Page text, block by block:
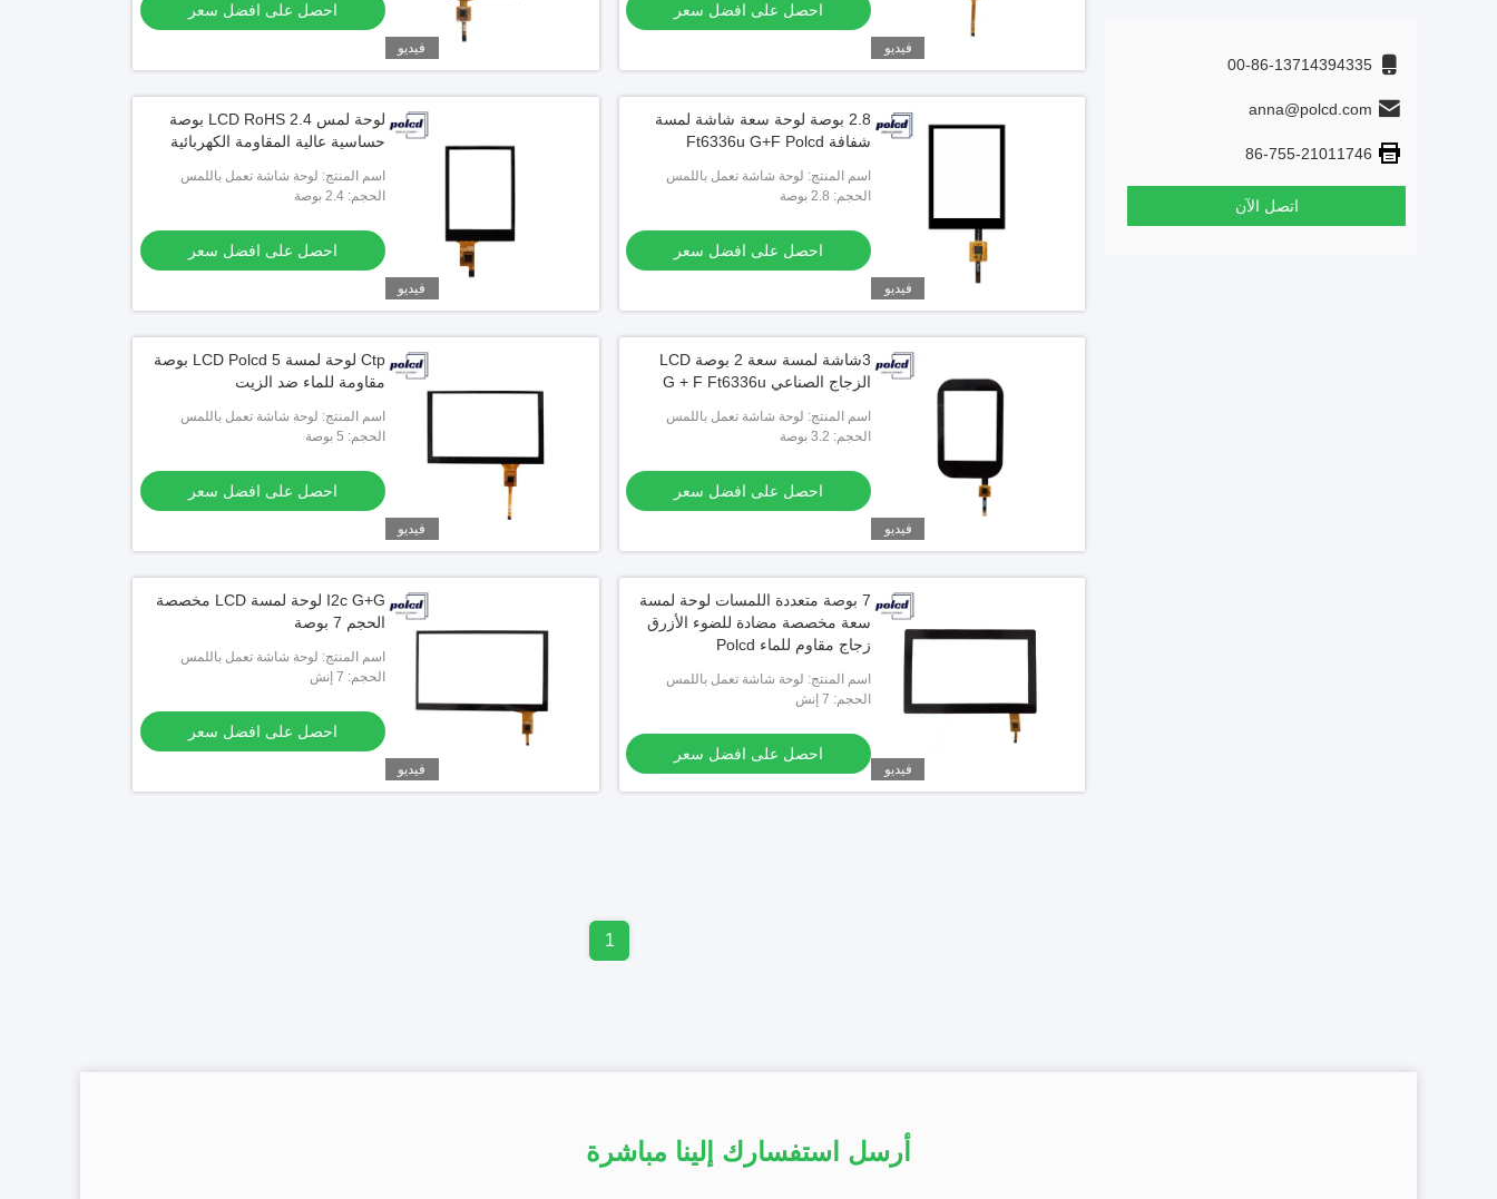
00-86-13714394335
anna@polcd.com
86-755-21011746
اتصل الآن
فيديو
احصل على افضل سعر
فيديو
احصل على افضل سعر
فيديو
2.8 بوصة لوحة سعة شاشة لمسة
شفافة Ft6336u G+F Polcd
اسم المنتج: لوحة شاشة تعمل باللمس
بالسعة
الحجم: 2.8 بوصة
احصل على افضل سعر
فيديو
لوحة لمس LCD RoHS 2.4 بوصة
حساسية عالية المقاومة الكهربائية
اسم المنتج: لوحة شاشة تعمل باللمس
بالسعة
الحجم: 2.4 بوصة
احصل على افضل سعر
فيديو
3شاشة لمسة سعة 2 بوصة LCD
الزجاج الصناعي G + F Ft6336u
اسم المنتج: لوحة شاشة تعمل باللمس
بالسعة
الحجم: 3.2 بوصة
احصل على افضل سعر
فيديو
Ctp لوحة لمسة LCD Polcd 5 بوصة
مقاومة للماء ضد الزيت
اسم المنتج: لوحة شاشة تعمل باللمس
بالسعة
الحجم: 5 بوصة
احصل على افضل سعر
فيديو
7 بوصة متعددة اللمسات لوحة لمسة
سعة مخصصة مضادة للضوء الأزرق
زجاج مقاوم للماء Polcd
اسم المنتج: لوحة شاشة تعمل باللمس
بالسعة
الحجم: 7 إنش
احصل على افضل سعر
فيديو
I2c G+G لوحة لمسة LCD مخصصة
الحجم 7 بوصة
اسم المنتج: لوحة شاشة تعمل باللمس
بالسعة
الحجم: 7 إنش
احصل على افضل سعر
1
أرسل استفسارك إلينا مباشرة